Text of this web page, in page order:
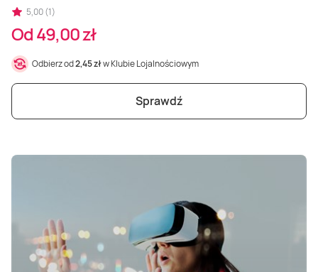
5,00 (1)
Od 49,00 zł
Odbierz od2,45 złw Klubie Lojalnościowym
Sprawdź